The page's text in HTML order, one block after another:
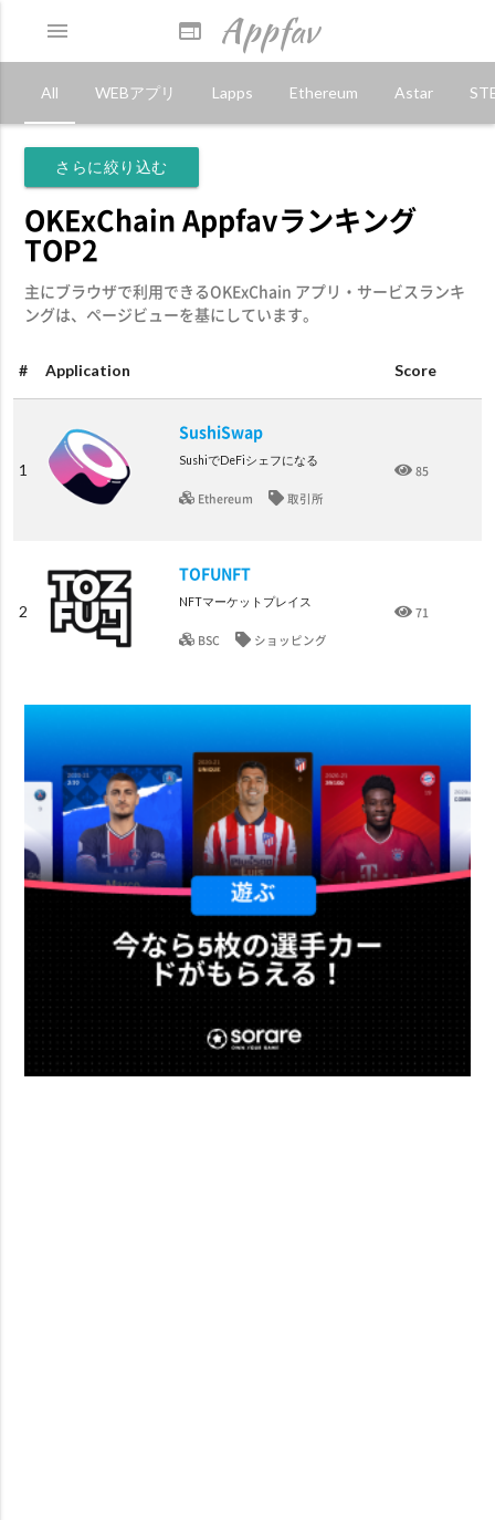
web Appfav
menu
All WEBアプリ Lapps Ethereum Astar
さらに絞り込む
OKExChain Appfavランキング
TOP2
主にブラウザで利用できるOKExChain アプリ・サービスランキ
ングは、ページビューを基にしています。
# Application Score
1
SushiSwap
SushiでDeFiシェフになる
Ethereum 取引所
85
2
TOFUNFT
NFTマーケットプレイス
BSC ショッピング
71